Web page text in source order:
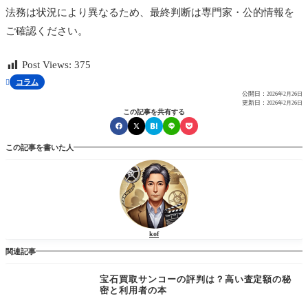
法務は状況により異なるため、最終判断は専門家・公的情報を
ご確認ください。
Post Views: 375
 コラム
公開日： 2026年2月26日
更新日： 2026年2月26日
この記事を共有する
この記事を書いた人
kof
関連記事
宝石買取サンコーの評判は？高い査定額の秘
密と利用者の本